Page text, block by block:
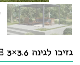
גזיבו לגינה MARTINIQUE 3×3.6